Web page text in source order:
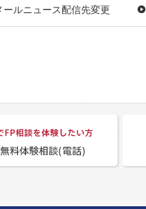
ールニュース配信先変更